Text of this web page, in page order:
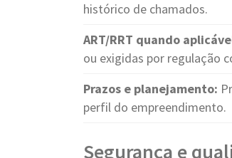
histórico de chamados.
ART/RRT quando
ou exigidas por regulação
Prazos e planejamento:
perfil do empreendimento.
Segurança e